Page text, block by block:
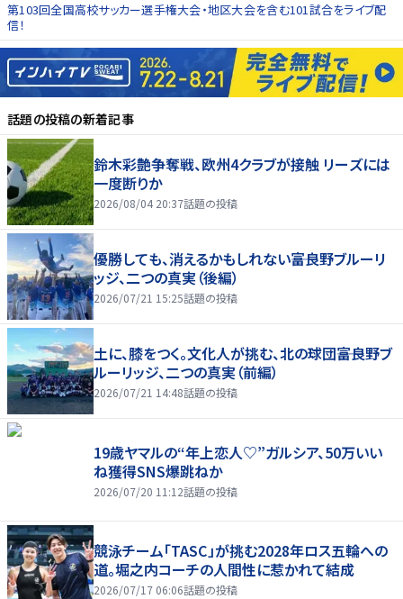
第103回全国高校サッカー選手権大会・地区大会を含む101試合をライブ配
信！
話題の投稿の新着記事
鈴木彩艶争奪戦、欧州4クラブが接触 リーズには
一度断りか
2026/08/04 20:37話題の投稿
優勝しても、消えるかもしれない――富良野ブルーリ
ッジ、二つの真実（後編）
2026/07/21 15:25話題の投稿
土に、膝をつく。文化人が挑む、北の球団――富良野ブ
ルーリッジ、二つの真実（前編）
2026/07/21 14:48話題の投稿
19歳ヤマルの“年上恋人♡”ガルシア、50万いい
ね獲得SNS爆跳ねか
2026/07/20 11:12話題の投稿
競泳チーム「TASC」が挑む2028年ロス五輪への
道。堀之内コーチの人間性に惹かれて結成
2026/07/17 06:06話題の投稿